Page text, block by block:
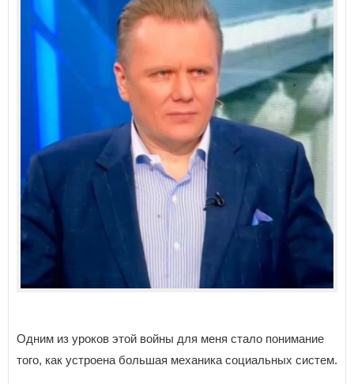
Одним из уроков этой войны для меня стало понимание
того, как устроена большая механика социальных систем.